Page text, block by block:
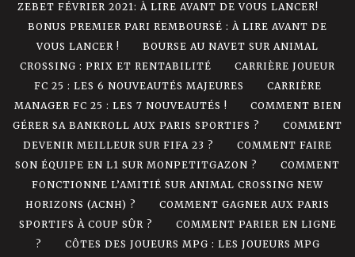
ZEBET FÉVRIER 2021: À LIRE AVANT DE VOUS LANCER!
BONUS PREMIER PARI REMBOURSÉ : À LIRE AVANT DE
VOUS LANCER !
BOURSE AU NAVET SUR ANIMAL
CROSSING : PRIX ET RENTABILITÉ
CARRIÈRE JOUEUR
FC 25 : LES 6 NOUVEAUTÉS MAJEURES
CARRIÈRE
MANAGER FC 25 : LES 7 NOUVEAUTÉS !
COMMENT BIEN
GÉRER SA BANKROLL AUX PARIS SPORTIFS ?
COMMENT
DEVENIR MEILLEUR SUR FIFA 23 ?
COMMENT FAIRE
SON ÉQUIPE EN L1 SUR MONPETITGAZON ?
COMMENT
FONCTIONNE L’AMITIÉ SUR ANIMAL CROSSING NEW
HORIZONS (ACNH) ?
COMMENT GAGNER AUX PARIS
SPORTIFS À COUP SÛR ?
COMMENT PARIER EN LIGNE
?
CÔTES DES JOUEURS MPG : LES JOUEURS MPG